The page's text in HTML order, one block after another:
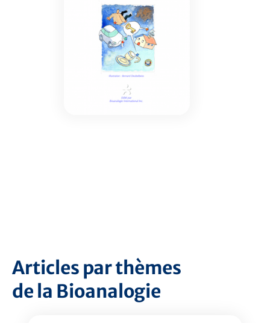
Articles par thèmes
de la Bioanalogie